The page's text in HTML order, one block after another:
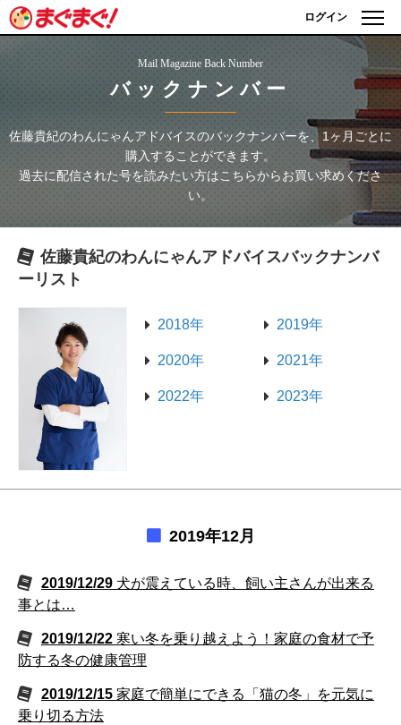
ログイン
Mail Magazine Back Number
バックナンバー
佐藤貴紀のわんにゃんアドバイスのバックナンバーを、1ヶ月ごとに
購入することができます。
過去に配信された号を読みたい方はこちらからお買い求めくださ
い。
佐藤貴紀のわんにゃんアドバイスバックナンバ
ーリスト
2018年 2019年
2020年 2021年
2022年 2023年
2019年12月
2019/12/29 犬が震えている時、飼い主さんが出来る
事とは…
2019/12/22 寒い冬を乗り越えよう！家庭の食材で予
防する冬の健康管理
2019/12/15 家庭で簡単にできる「猫の冬」を元気に
乗り切る方法